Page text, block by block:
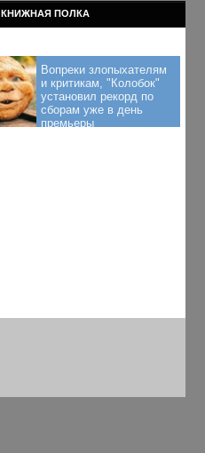
КНИЖНАЯ ПОЛКА
Вопреки злопыхателям
и критикам, "Колобок"
установил рекорд по
сборам уже в день
премьеры